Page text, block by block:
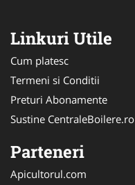
Linkuri Utile
Cum platesc
Termeni si Conditii
Preturi Abonamente
Sustine CentraleBoilere.ro
Parteneri
Apicultorul.com